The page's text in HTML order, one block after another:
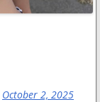
October 2, 2025